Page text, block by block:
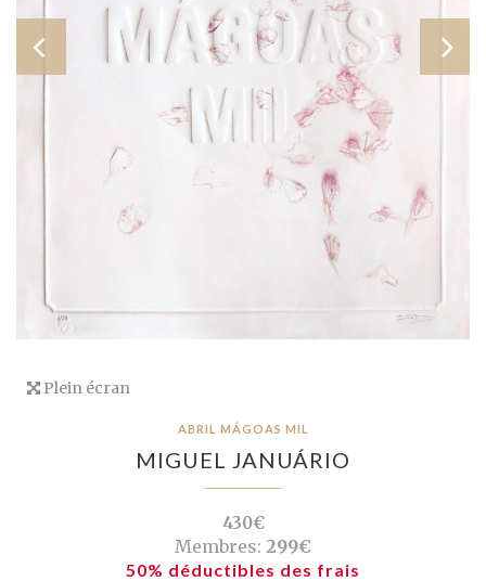
Plein écran
ABRIL MÁGOAS MIL
MIGUEL JANUÁRIO
430€
Membres: 299€
50% déductibles des frais